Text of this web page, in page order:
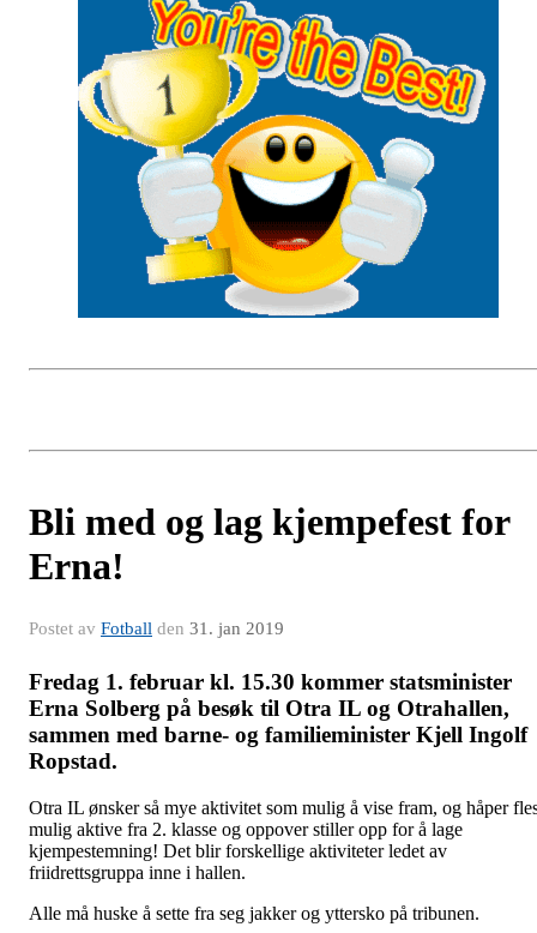
Bli med og lag kjempefest for
Erna!
Postet av Fotball den 31. jan 2019
Fredag 1. februar kl. 15.30 kommer statsminister
Erna Solberg på besøk til Otra IL og Otrahallen,
sammen med barne- og familieminister Kjell Ingolf
Ropstad.
Otra IL ønsker så mye aktivitet som mulig å vise fram, og håper
mulig aktive fra 2. klasse og oppover stiller opp for å lage
kjempestemning! Det blir forskellige aktiviteter ledet av
friidrettsgruppa inne i hallen.
Alle må huske å sette fra seg jakker og yttersko på tribunen.